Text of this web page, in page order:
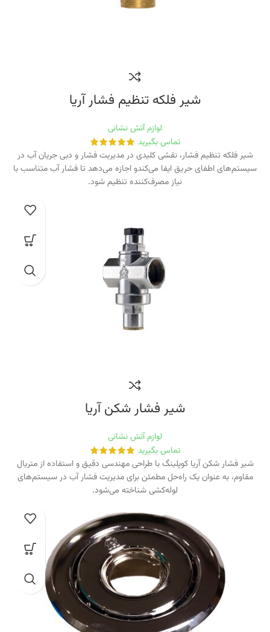
شیر فلکه تنظیم فشار آریا
لوازم آتش نشانی
تماس بگیرید
شیر فلکه تنظیم فشار، نقشی کلیدی در مدیریت فشار و دبی جریان آب در
سیستم‌های اطفای حریق ایفا می‌کندو اجازه می‌دهد تا فشار آب متناسب با
نیاز مصرف‌کننده تنظیم شود.
شیر فشار شکن آریا
لوازم آتش نشانی
تماس بگیرید
شیر فشار شکن آریا کوپلینگ با طراحی مهندسی دقیق و استفاده از متریال
مقاوم، به عنوان یک راه‌حل مطمئن برای مدیریت فشار آب در سیستم‌های
لوله‌کشی شناخته می‌شود.